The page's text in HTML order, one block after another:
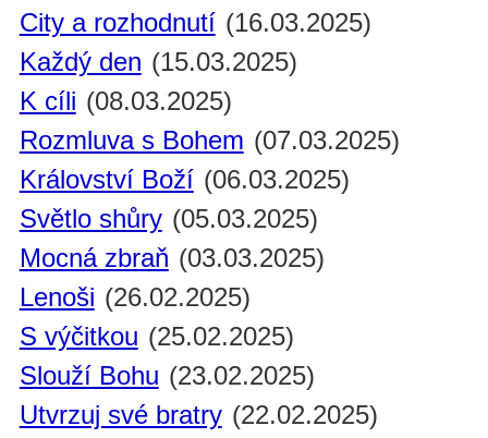
City a rozhodnutí (16.03.2025)
Každý den (15.03.2025)
K cíli (08.03.2025)
Rozmluva s Bohem (07.03.2025)
Království Boží (06.03.2025)
Světlo shůry (05.03.2025)
Mocná zbraň (03.03.2025)
Lenoši (26.02.2025)
S výčitkou (25.02.2025)
Slouží Bohu (23.02.2025)
Utvrzuj své bratry (22.02.2025)